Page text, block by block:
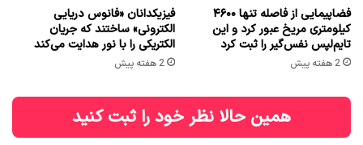
فضاپیمایی از فاصله تنها ۴۶۰۰
کیلومتری مریخ عبور کرد و این
تایم‌لپس نفس‌گیر را ثبت کرد
2 هفته پیش
فیزیکدانان «فانوس دریایی
الکترونی» ساختند که جریان
الکتریکی را با نور هدایت می‌کند
2 هفته پیش
همین حالا نظر خود را ثبت کنید